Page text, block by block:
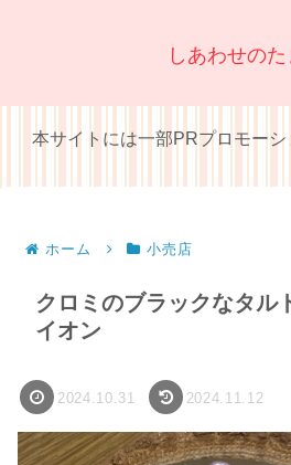
しあわせの
本サイトには一部PRプロモーシ
ホーム 小売店
クロミのブラックなタル
イオン
2024.10.31 2024.11.12